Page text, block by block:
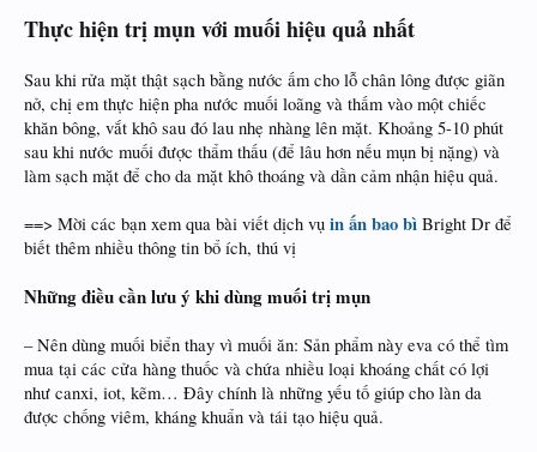
Thực hiện trị mụn với muối hiệu quả nhất
Sau khi rửa mặt thật sạch bằng nước ấm cho lỗ chân lông được giãn
nở, chị em thực hiện pha nước muối loãng và thấm vào một chiếc
khăn bông, vắt khô sau đó lau nhẹ nhàng lên mặt. Khoảng 5-10 phút
sau khi nước muối được thẩm thấu (để lâu hơn nếu mụn bị nặng) và
làm sạch mặt để cho da mặt khô thoáng và dần cảm nhận hiệu quả.
==> Mời các bạn xem qua bài viết dịch vụ in ấn bao bì Bright Dr để
biết thêm nhiều thông tin bổ ích, thú vị
Những điều cần lưu ý khi dùng muối trị mụn
– Nên dùng muối biển thay vì muối ăn: Sản phẩm này eva có thể tìm
mua tại các cửa hàng thuốc và chứa nhiều loại khoáng chất có lợi
như canxi, iot, kẽm… Đây chính là những yếu tố giúp cho làn da
được chống viêm, kháng khuẩn và tái tạo hiệu quả.